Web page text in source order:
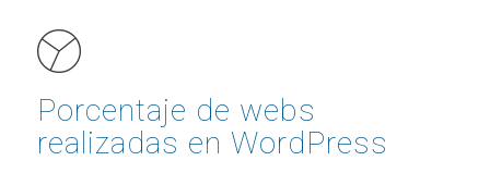
Porcentaje de webs
realizadas en WordPress